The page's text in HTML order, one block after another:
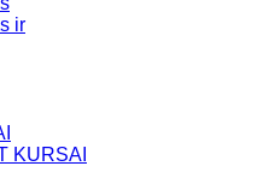
ir
KURSAI